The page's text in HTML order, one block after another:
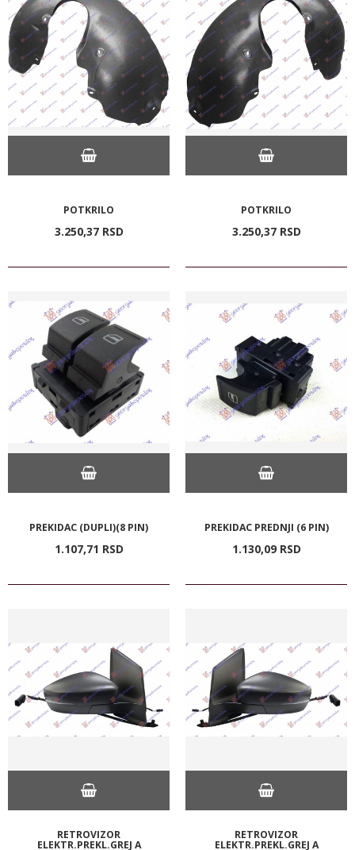
POTKRILO
3.250,37 RSD
POTKRILO
3.250,37 RSD
PREKIDAC (DUPLI)(8 PIN)
1.107,71 RSD
PREKIDAC PREDNJI (6 PIN)
1.130,09 RSD
RETROVIZOR
ELEKTR.PREKL.GREJ A
RETROVIZOR
ELEKTR.PREKL.GREJ A